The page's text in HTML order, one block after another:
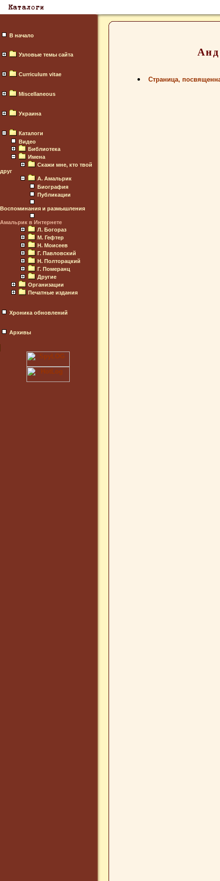
В начало
Узловые темы сайта
Curriculum vitae
Miscellaneous
Украина
Каталоги
Видео
Библиотека
Имена
Скажи мне, кто твой
друг
А. Амальрик
Биография
Публикации
Воспоминания и размышления
Амальрик в Интернете
Л. Богораз
М. Гефтер
Н. Моисеев
Г. Павловский
Н. Полторацкий
Г. Померанц
Другие
Организации
Печатные издания
Хроника обновлений
Архивы
Страница,